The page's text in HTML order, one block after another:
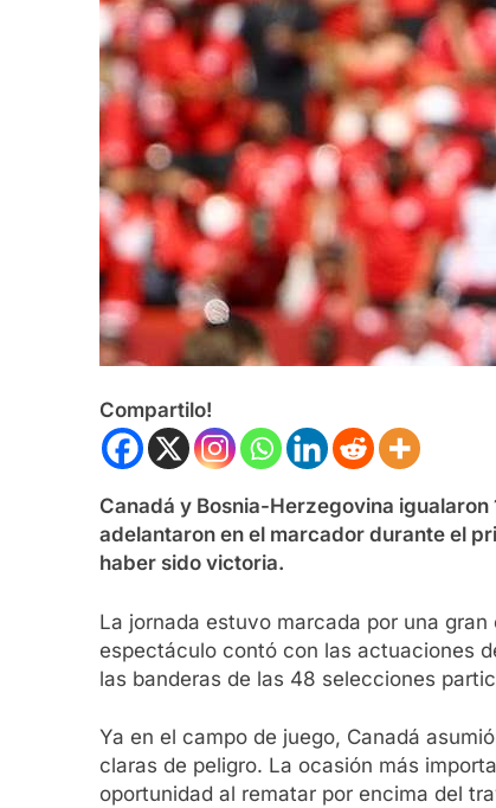
Compartilo!
Canadá y Bosnia-Herzegovina igualaron
adelantaron en el marcador durante el
haber sido victoria.
La jornada estuvo marcada por una
espectáculo contó con las actuaciones
las banderas de las 48 selecciones
Ya en el campo de juego, Canadá
claras de peligro. La ocasión más
oportunidad al rematar por encima del